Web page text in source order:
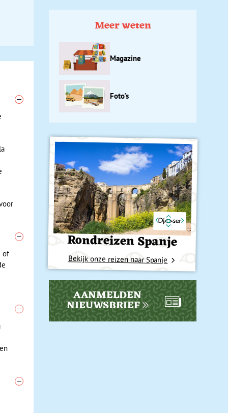
of
Meer weten
Magazine
Foto's
Rondreizen Spanje
Bekijk onze reizen naar Spanje
AANMELDEN
NIEUWSBRIEF